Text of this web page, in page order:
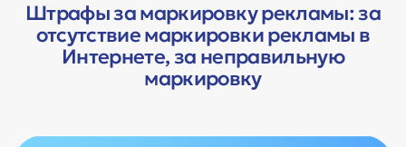
Штрафы за маркировку рекламы: за
отсутствие маркировки рекламы в
Интернете, за неправильную
маркировку